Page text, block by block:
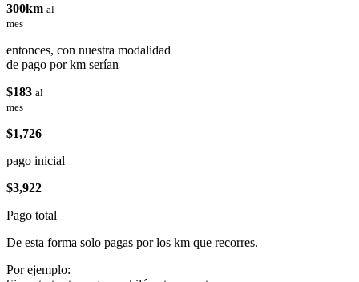
300km al
mes
entonces, con nuestra modalidad
de pago por km serían
$183 al
mes
$1,726
pago inicial
$3,922
Pago total
De esta forma solo pagas por los km que recorres.
Por ejemplo: